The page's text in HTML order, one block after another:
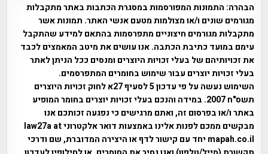
הבהרה: התמונות המפורסמות במסגרת הכתבות באתר מתקבלות
מגורמים שונים ו/או מצולמות מטעם אנשי האתר. תמונות אשר
מתקבלות מגורמים חיצוניים מתפרסמות בהתאם למידע שהתקבל
עימם במועד כתיבת הכתבה. אנו עושים את מיטב המאמצים לכבד
את זכויותיהם של בעלי זכויות היוצרים ומנסים ככל הניתן לאתר
בעלי זכויות יוצרים עבור שימוש בחומרים המתפרסמים.
השימוש נעשה על פי עדכון 5 לסעיף 27א לחוק זכויות היוצרים
תשס"ח 2007. במידה והנכם בעלי זכויות יוצרים בחומר המופיע
באתר ו/או בפרסום זה, ואתם מרגישים כי נפגעה זכותכם אנו
מבקשים ממכם לפנות אלינו באמצעות דואר אלקטרוני law27a at
mapah.co.il יחד עם קישור לדף או היצירה המדוברת, שם ודרכי